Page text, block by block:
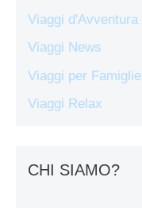
Viaggi d'Avventura
Viaggi News
Viaggi per Famiglie
Viaggi Relax
CHI SIAMO?